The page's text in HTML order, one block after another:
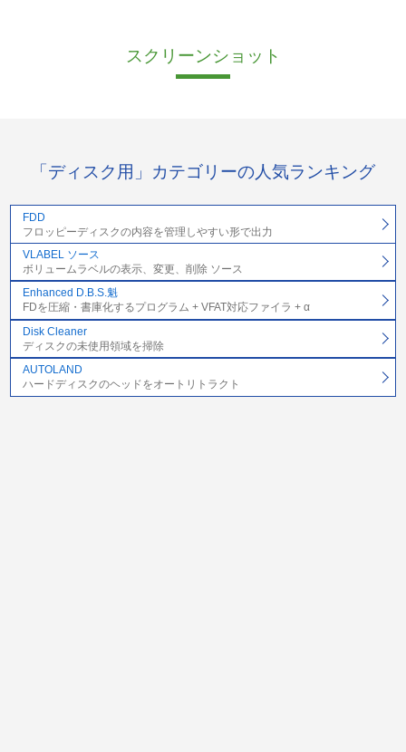
スクリーンショット
「ディスク用」カテゴリーの人気ランキング
FDD
フロッピーディスクの内容を管理しやすい形で出力
VLABEL ソース
ボリュームラベルの表示、変更、削除 ソース
Enhanced D.B.S.魁
FDを圧縮・書庫化するプログラム + VFAT対応ファイラ + α
Disk Cleaner
ディスクの未使用領域を掃除
AUTOLAND
ハードディスクのヘッドをオートリトラクト